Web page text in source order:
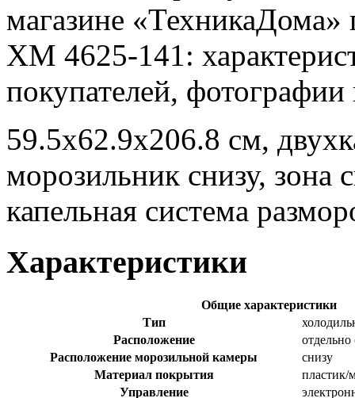
магазине
ХМ 4625-141:
покупателей,
59.5x62.9x206.8 см,
морозильник снизу,
капельная система
Характеристики
Общие характеристики
Тип
Расположение
Расположение морозильной камеры
снизу
Материал покрытия
пластик/
Управление